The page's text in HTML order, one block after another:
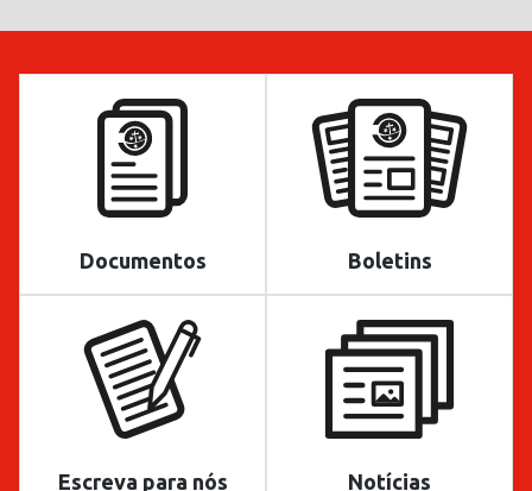
Documentos Boletins
Escreva para nós Notícias